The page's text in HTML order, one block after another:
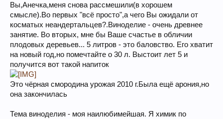
Вы,Анечка,меня снова рассмешили(в хорошем
смысле).Во первых "всё просто",а чего Вы ожидали от
косматых неандертальцев?.Виноделие - очень древнее
занятие. Во вторых, мне бы Ваше счастье в обличии
плодовых деревьев... 5 литров - это баловство. Его хватит
на новый год,но помечтайте о 30 л. Выстоит лет 5 и
получится вот такой напиток
Это чёрная смородина урожая 2010 г.Была ещё арония,но
она закончилась
Тема виноделия - моя наилюбимейшая. Я химик по